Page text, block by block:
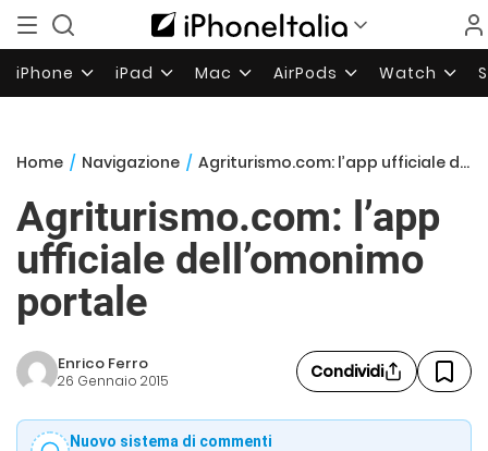
iPhone iPad Mac AirPods Watch
Home / Navigazione / Agriturismo.com: l’app ufficiale dell’omonimo portale
Agriturismo.com: l’app
ufficiale dell’omonimo
portale
Enrico Ferro
26 Gennaio 2015 Condividi
Nuovo sistema di commenti